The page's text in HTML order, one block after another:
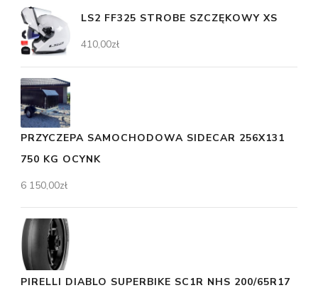
LS2 FF325 STROBE SZCZĘKOWY XS
410,00zł
PRZYCZEPA SAMOCHODOWA SIDECAR 256X131
750 KG OCYNK
6 150,00zł
PIRELLI DIABLO SUPERBIKE SC1R NHS 200/65R17